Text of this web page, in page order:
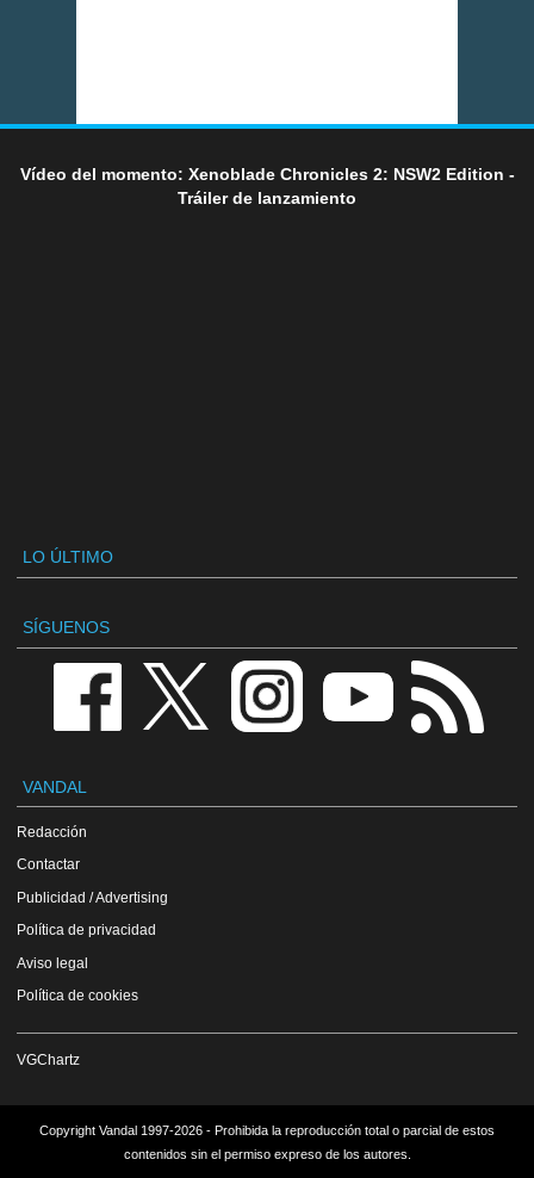
Vídeo del momento: Xenoblade Chronicles 2: NSW2 Edition -
Tráiler de lanzamiento
LO ÚLTIMO
SÍGUENOS
VANDAL
Redacción
Contactar
Publicidad / Advertising
Política de privacidad
Aviso legal
Política de cookies
VGChartz
Copyright Vandal 1997-2026 - Prohibida la reproducción total o parcial de estos
contenidos sin el permiso expreso de los autores.